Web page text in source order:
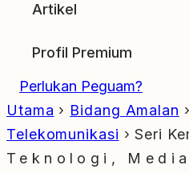
Artikel
Profil Premium
Perlukan Peguam?
Utama › Bidang Amalan ›
Telekomunikasi › Seri
Teknologi,